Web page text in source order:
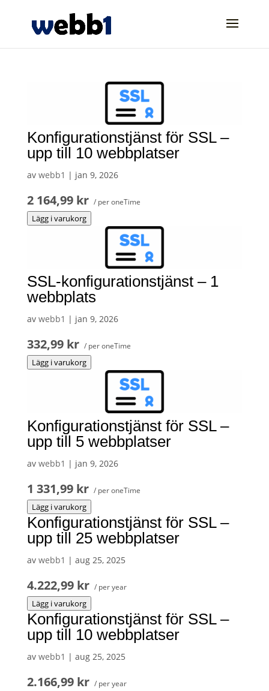
Konfigurationstjänst för SSL –
upp till 10 webbplatser
av webb1 | jan 9, 2026
2 164,99 kr / per oneTime
Lägg i varukorg
SSL-konfigurationstjänst – 1
webbplats
av webb1 | jan 9, 2026
332,99 kr / per oneTime
Lägg i varukorg
Konfigurationstjänst för SSL –
upp till 5 webbplatser
av webb1 | jan 9, 2026
1 331,99 kr / per oneTime
Lägg i varukorg
Konfigurationstjänst för SSL –
upp till 25 webbplatser
av webb1 | aug 25, 2025
4.222,99 kr / per year
Lägg i varukorg
Konfigurationstjänst för SSL –
upp till 10 webbplatser
av webb1 | aug 25, 2025
2.166,99 kr / per year